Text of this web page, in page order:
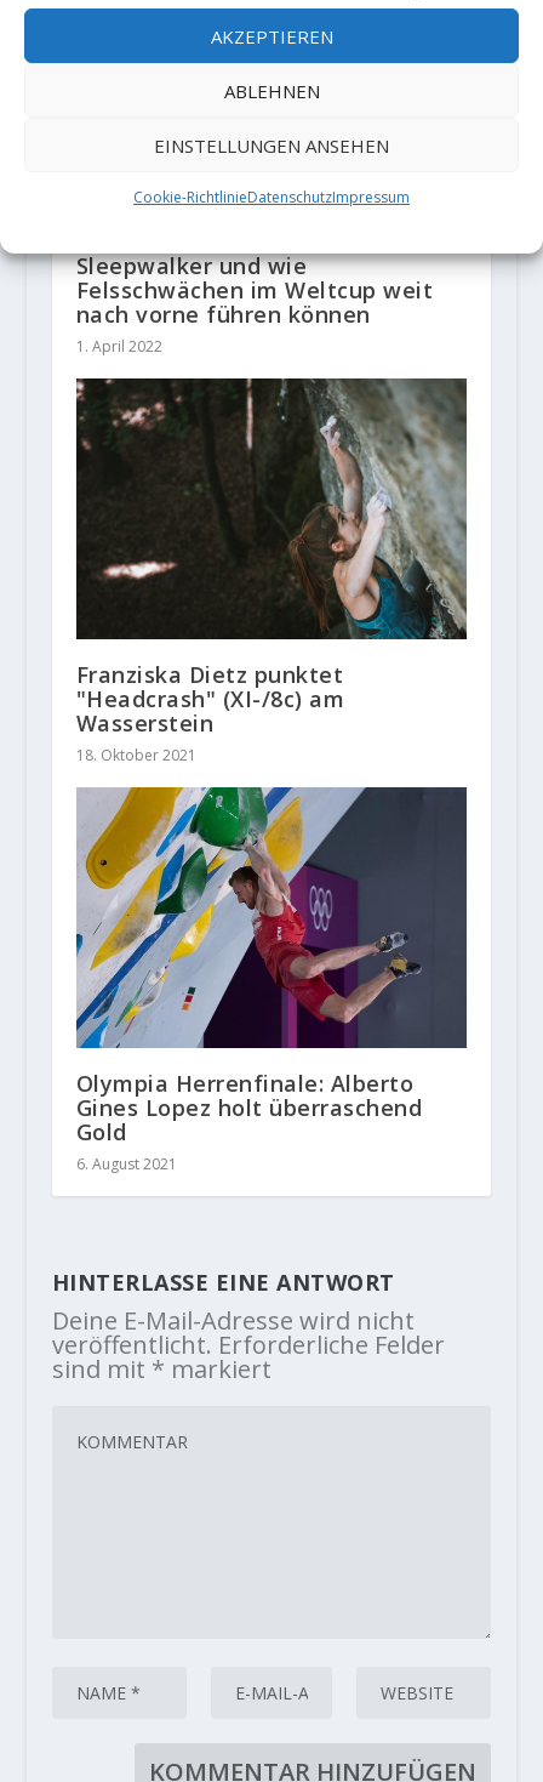
AKZEPTIEREN
ABLEHNEN
EINSTELLUNGEN ANSEHEN
Cookie-RichtlinieDatenschutzImpressum
Sleepwalker und wie
Felsschwächen im Weltcup weit
nach vorne führen können
1. April 2022
Franziska Dietz punktet
"Headcrash" (XI-/8c) am
Wasserstein
18. Oktober 2021
Olympia Herrenfinale: Alberto
Gines Lopez holt überraschend
Gold
6. August 2021
HINTERLASSE EINE ANTWORT
Deine E-Mail-Adresse wird nicht
veröffentlicht. Erforderliche Felder
sind mit * markiert